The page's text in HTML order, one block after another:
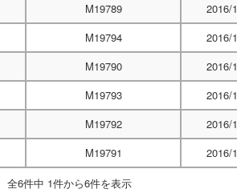
M19789
2016/12/
M19794
2016/12/
M19790
2016/12/
M19793
2016/12/
M19792
2016/12/
M19791
2016/12/
全6件中 1件から6件を表示